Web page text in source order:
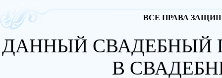
ВСЕ ПРАВА
ДАННЫЙ СВАДЕБНЫЙ
В